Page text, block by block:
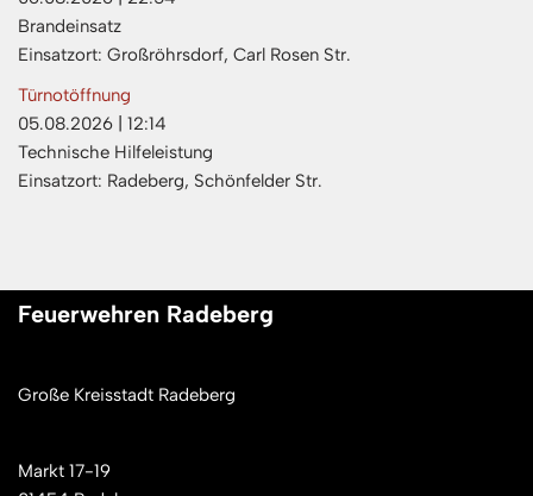
Brandeinsatz
Einsatzort: Großröhrsdorf, Carl Rosen Str.
Türnotöffnung
05.08.2026
12:14
Technische Hilfeleistung
Einsatzort: Radeberg, Schönfelder Str.
Feuerwehren Radeberg
Große Kreisstadt Radeberg
Markt 17-19